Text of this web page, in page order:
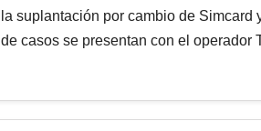
la suplantación por cambio de Simcard
de casos se presentan con el operador